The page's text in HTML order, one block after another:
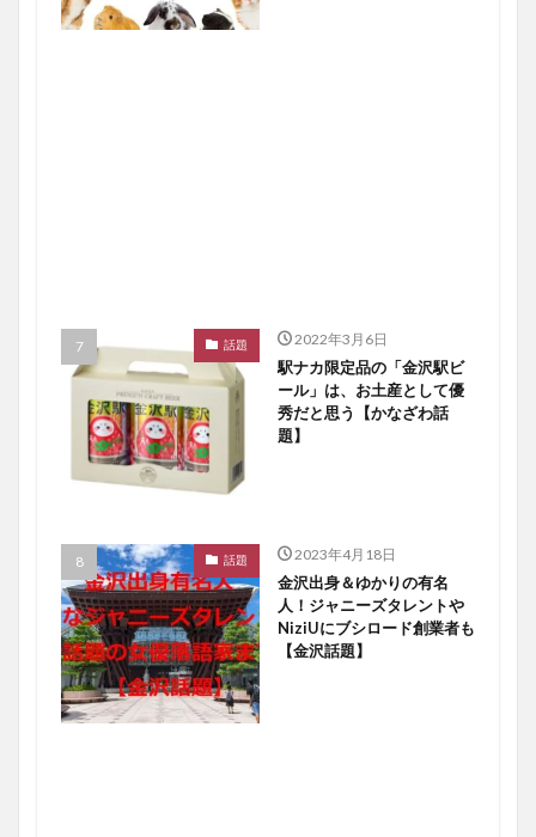
話題 2022年3月6日
駅ナカ限定品の「金沢駅ビ
ール」は、お土産として優
秀だと思う【かなざわ話
題】
話題 2023年4月18日
金沢出身＆ゆかりの有名
人！ジャニーズタレントや
NiziUにブシロード創業者も
【金沢話題】